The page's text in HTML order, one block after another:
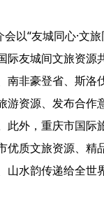
以“友城同心·文
际友城间文旅资源
南非豪登省、斯洛
游资源、发布合作
此外，重庆市国际
优质文旅资源、精
水韵传递给全世界